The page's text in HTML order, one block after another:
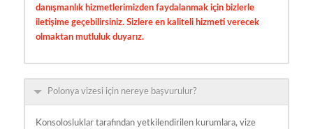
danışmanlık hizmetlerimizden faydalanmak için bizlerle
iletişime geçebilirsiniz. Sizlere en kaliteli hizmeti verecek
olmaktan mutluluk duyarız.
Polonya vizesi için nereye başvurulur?
Konsolosluklar tarafından yetkilendirilen kurumlara, vize